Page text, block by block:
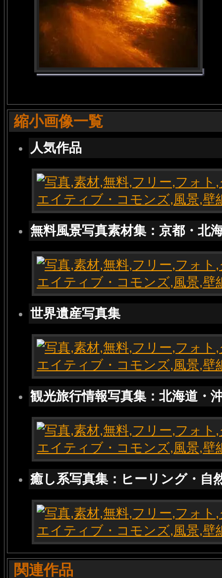
縮小画像一覧
人気作品
無料風景写真素材集：京都・北
世界遺産写真集
観光旅行情報写真集：北海道・
癒し系写真集：ヒーリング・自
関連作品